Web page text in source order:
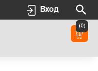
Вход
(0)